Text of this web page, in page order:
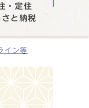
・定住
と納税
イン等